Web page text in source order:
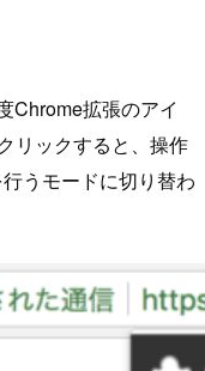
Chrome拡張のアイ
リックすると、操作
うモードに切り替わ